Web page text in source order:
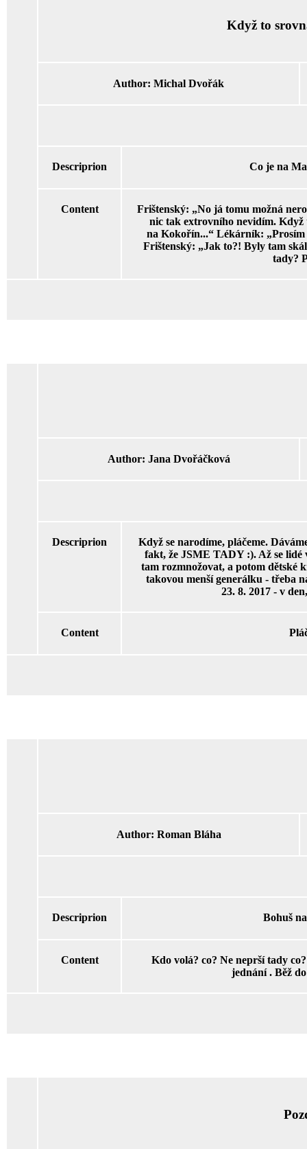
Když to
Author: Michal Dvořák
Descriprion Co je na
Content
Frištenský: „No já tomu možná
nic tak extrovního nevidím. Když
na Kokořín...“ Lékárník: „Prosím
Frištenský: „Jak to?! Byly tam
tady?
Author: Jana Dvořáčková
Descriprion
Když se narodíme, pláčeme.
fakt, že JSME TADY :). Až se lidé
tam rozmnožovat, a potom dětské
takovou menší generálku - třeba
23. 8. 2017 - v
Content
Author: Roman Bláha
Descriprion Bohuš
Content
Kdo volá? co? Ne neprší tady
jednání . Běž